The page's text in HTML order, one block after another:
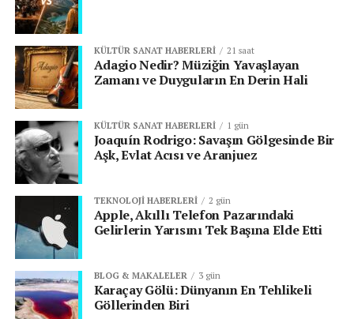
KÜLTÜR SANAT HABERLERI 21 saat
Adagio Nedir? Müziğin Yavaşlayan
Zamanı ve Duyguların En Derin Hali
KÜLTÜR SANAT HABERLERI 1 gün
Joaquín Rodrigo: Savaşın Gölgesinde Bir
Aşk, Evlat Acısı ve Aranjuez
TEKNOLOJI HABERLERI 2 gün
Apple, Akıllı Telefon Pazarındaki
Gelirlerin Yarısını Tek Başına Elde Etti
BLOG & MAKALELER 3 gün
Karaçay Gölü: Dünyanın En Tehlikeli
Göllerinden Biri